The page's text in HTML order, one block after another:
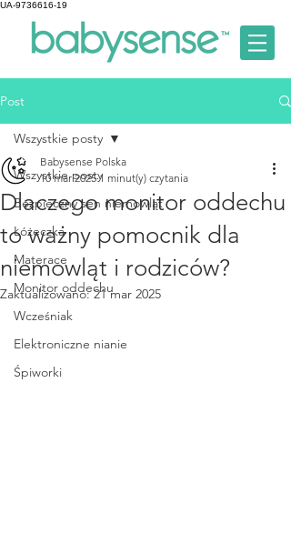
UA-9736616-19
Post
Wszystkie posty
Bezpieczny sen niemowląt
Łóżeczka
Materace
Monitor oddechu
Wcześniak
Elektroniczne nianie
Śpiworki
Wszystkie posty
Dlaczego monitor oddechu
to ważny pomocnik dla
niemowląt i rodziców?
Babysense Polska
10 mar 2025 1 minut(y) czytania
Zaktualizowano:21 mar 2025